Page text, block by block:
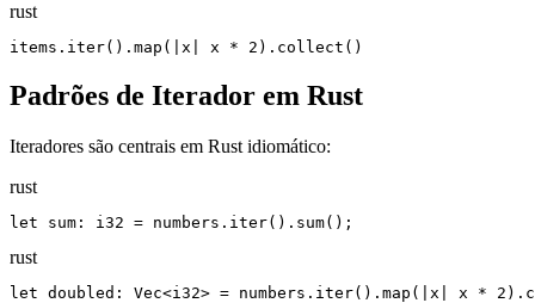
rust
items.iter().map(|x| x * 2).collect()
Padrões de Iterador em Rust
Iteradores são centrais em Rust idiomático:
rust
let sum: i32 = numbers.iter().sum();
rust
let doubled: Vec<i32> = numbers.iter().map(|x| x *